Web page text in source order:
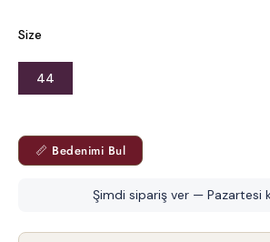
Size
44
📏 Bedenimi Bul
Şimdi sipariş ver — Pazartesi